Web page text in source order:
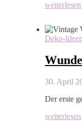
weiterlesen
Deko-Ideen
30. April
Der erste
weiterlesen